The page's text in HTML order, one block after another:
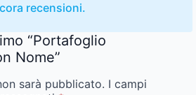
recensioni.
“Portafoglio
Nome”
sarà pubblicato. I campi